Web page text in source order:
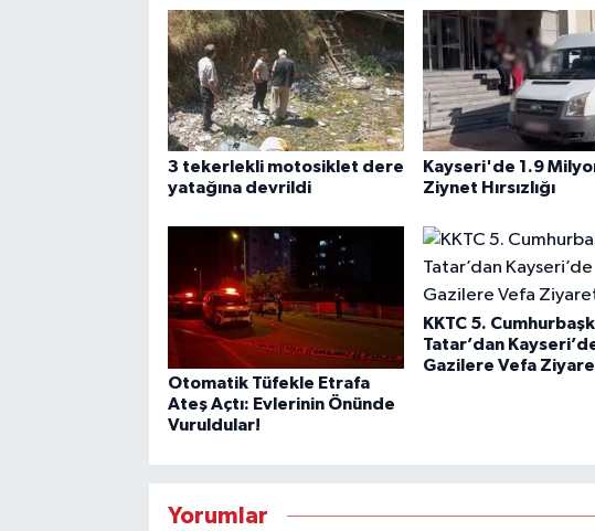
3 tekerlekli motosiklet dere
yatağına devrildi
Kayseri'de 1.9
Ziynet Hırsızlığı
Otomatik Tüfekle Etrafa
Ateş Açtı: Evlerinin Önünde
Vuruldular!
KKTC 5.
Tatar’dan
Gazilere Vefa
Yorumlar